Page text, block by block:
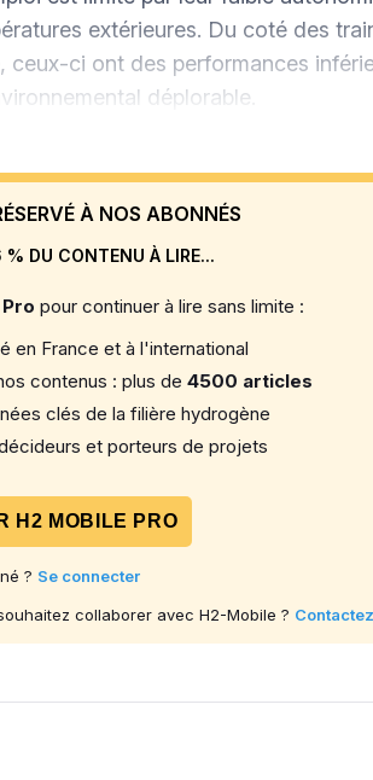
extérieures. Du coté des
ceux-ci ont des performances
déplorable.
À NOS ABONNÉS
DU CONTENU À LIRE...
pour continuer à lire sans limite :
en France et à l'international
contenus : plus de 4500 articles
clés de la filière hydrogène
et porteurs de projets
H2 MOBILE PRO
? Se connecter
collaborer avec H2-Mobile ?